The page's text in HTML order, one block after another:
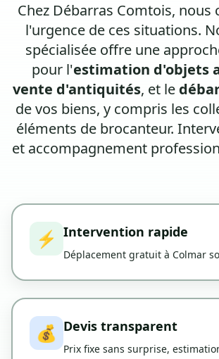
Chez Débarras Comtois, nous
l'urgence de ces situations.
spécialisée offre une
pour l'estimation d'objets
vente d'antiquités, et le
de vos biens, y compris les
éléments de brocanteur.
et accompagnement
⚡ Intervention rapide
Déplacement gratuit à Colmar
💰 Devis transparent
Prix fixe sans surprise,